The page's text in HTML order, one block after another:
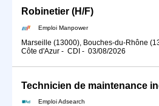
Robinetier (H/F)
Emploi Manpower
Marseille (13000), Bouches-du-Rhône
Côte d'Azur - CDI - 03/08/2026
Technicien de maintenance
Emploi Adsearch